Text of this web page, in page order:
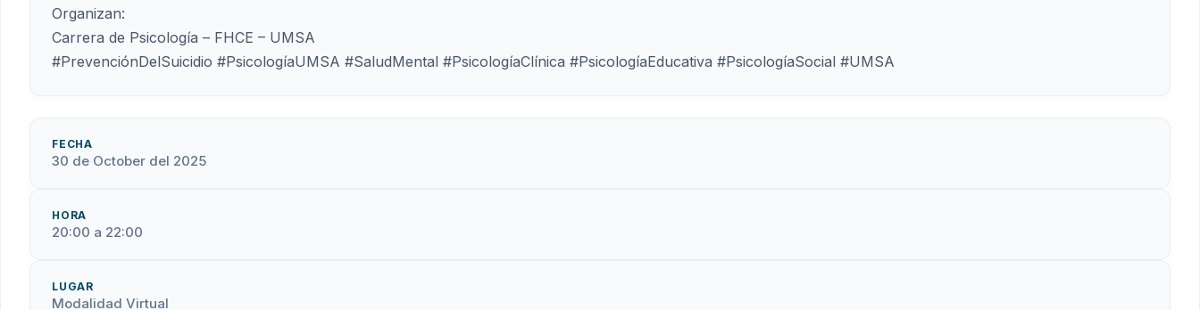
Organizan:
Carrera de Psicología – FHCE – UMSA
#PrevenciónDelSuicidio #PsicologíaUMSA #SaludMental #PsicologíaClínica #PsicologíaEducativa #PsicologíaSocial #UMSA
FECHA
30 de October del 2025
HORA
20:00 a 22:00
LUGAR
Modalidad Virtual